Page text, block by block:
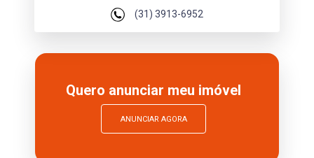
(31) 3913-6952
Quero anunciar meu imóvel
ANUNCIAR AGORA